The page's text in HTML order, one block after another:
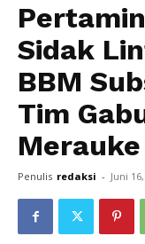
Sidak
BBM
Tim
Merauke
Penulis redaksi - Juni